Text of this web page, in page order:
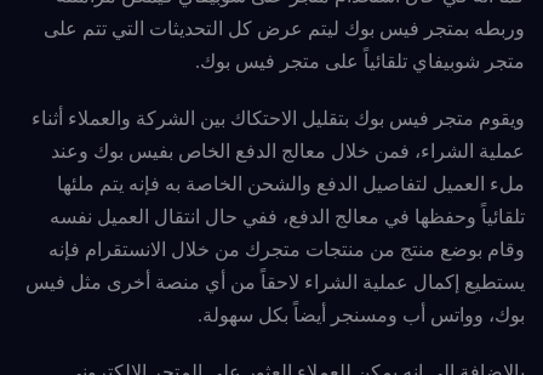
وربطه بمتجر فيس بوك ليتم عرض كل التحديثات التي تتم على
متجر شوبيفاي تلقائياً على متجر فيس بوك.
ويقوم متجر فيس بوك بتقليل الاحتكاك بين الشركة والعملاء أثناء
عملية الشراء، فمن خلال معالج الدفع الخاص بفيس بوك وعند
ملء العميل لتفاصيل الدفع والشحن الخاصة به فإنه يتم ملئها
تلقائياً وحفظها في معالج الدفع، ففي حال انتقال العميل نفسه
وقام بوضع منتج من منتجات متجرك من خلال الانستقرام فإنه
يستطيع إكمال عملية الشراء لاحقاً من أي منصة أخرى مثل فيس
بوك، وواتس أب ومسنجر أيضاً بكل سهولة.